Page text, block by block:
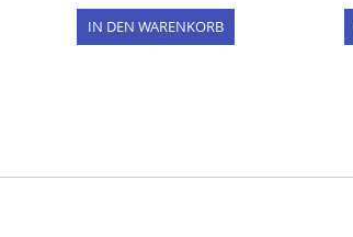
IN DEN WARENKORB